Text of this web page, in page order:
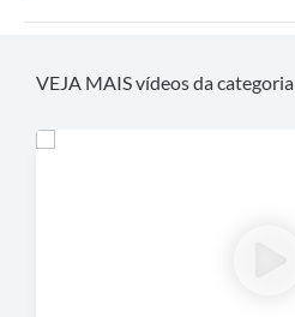
VEJA MAIS vídeos da categoria